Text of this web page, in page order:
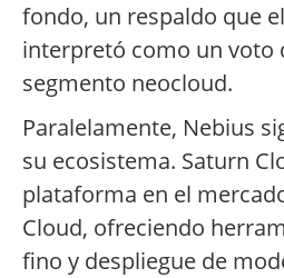
fondo, un respaldo que
interpretó como un voto
segmento neocloud.
Paralelamente, Nebius
su ecosistema. Saturn
plataforma en el
Cloud, ofreciendo
fino y despliegue de